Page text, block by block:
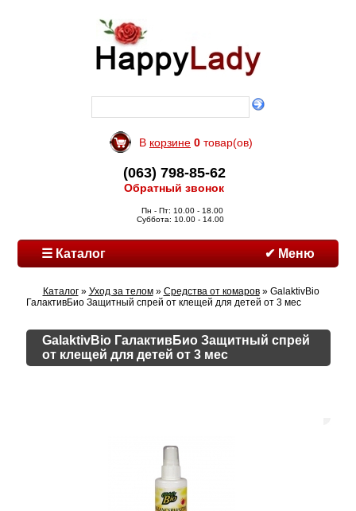
В корзине 0 товар(ов)
(063) 798-85-62
Обратный звонок
Пн - Пт: 10.00 - 18.00
Суббота: 10.00 - 14.00
☰ Каталог ✔ Меню
Каталог» Уход за телом» Средства от комаров» GalaktivBio
ГалактивБио Защитный спрей от клещей для детей от 3 мес
GalaktivBio ГалактивБио Защитный спрей
от клещей для детей от 3 мес